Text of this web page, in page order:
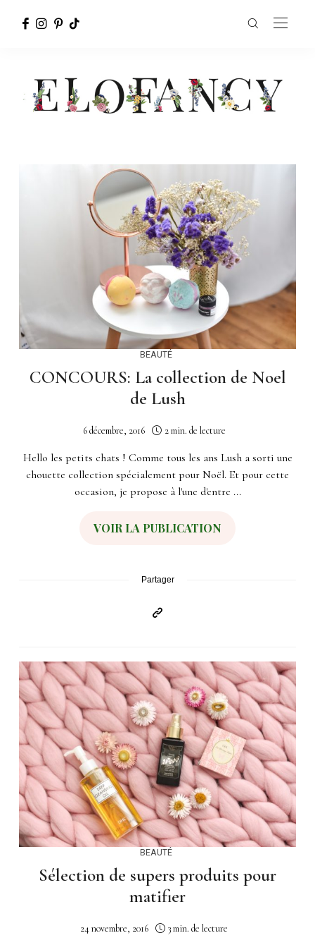
BEAUTÉ
CONCOURS: La collection de Noel
de Lush
6 décembre, 2016 2 min. de lecture
Hello les petits chats ! Comme tous les ans Lush a sorti une
chouette collection spécialement pour Noël. Et pour cette
occasion, je propose à l'une d'entre ...
VOIR LA PUBLICATION
Partager
BEAUTÉ
Sélection de supers produits pour
matifier
24 novembre, 2016 3 min. de lecture